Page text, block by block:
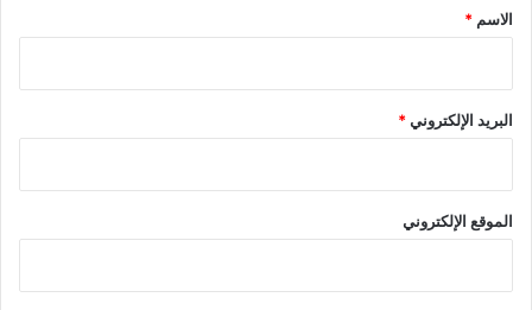
*
الاسم *
البريد الإلكتروني*
الموقع الإلكتروني